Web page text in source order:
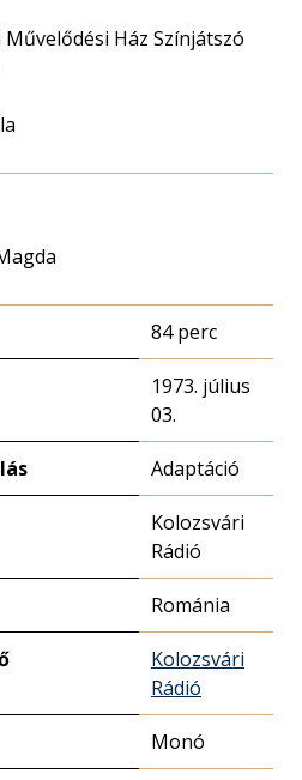
Ház Színjátszó
84 perc
1973. július
03.
Adaptáció
Kolozsvári
Rádió
Románia
Kolozsvári
Rádió
Monó